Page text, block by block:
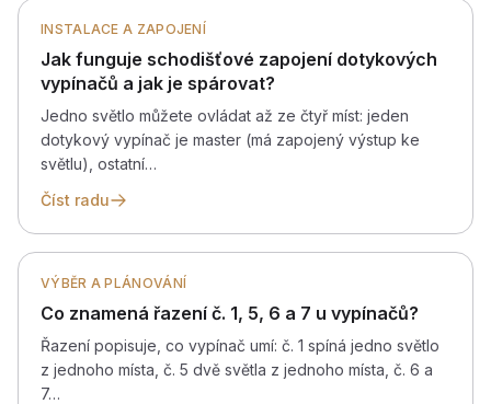
INSTALACE A ZAPOJENÍ
Jak funguje schodišťové zapojení dotykových
vypínačů a jak je spárovat?
Jedno světlo můžete ovládat až ze čtyř míst: jeden
dotykový vypínač je master (má zapojený výstup ke
světlu), ostatní…
Číst radu
VÝBĚR A PLÁNOVÁNÍ
Co znamená řazení č. 1, 5, 6 a 7 u vypínačů?
Řazení popisuje, co vypínač umí: č. 1 spíná jedno světlo
z jednoho místa, č. 5 dvě světla z jednoho místa, č. 6 a
7…